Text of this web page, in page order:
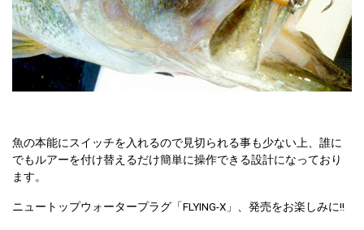
魚の本能にスイッチを入れるので見切られる事も少ない上、誰に
でもルアーを付け替えるだけ簡単に操作できる設計になっており
ます。
ニュートップウォータープラグ「FLYING-X」、発売をお楽しみに!!